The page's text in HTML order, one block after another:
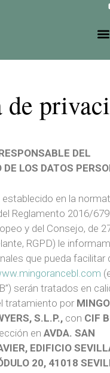
DEL
LOS DATOS
establecido en la
Reglamento 2016/
y del Consejo, de
RGPD) le
que pueda facilitar
serán tratados en
tratamiento por
S.L.P., con CIF
en AVDA. SAN
EDIFICIO
20, 41018